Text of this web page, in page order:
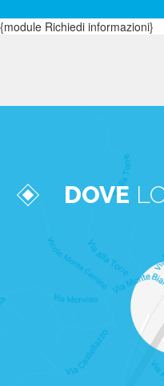
{module Richiedi informazioni}
DOVE